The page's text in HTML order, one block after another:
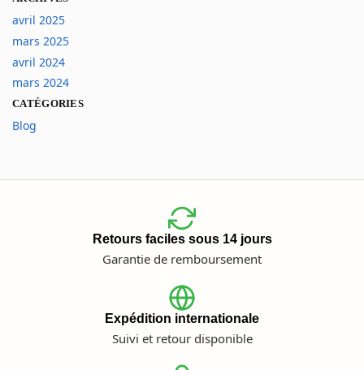
avril 2025
mars 2025
avril 2024
mars 2024
CATÉGORIES
Blog
Retours faciles sous 14 jours
Garantie de remboursement
Expédition internationale
Suivi et retour disponible